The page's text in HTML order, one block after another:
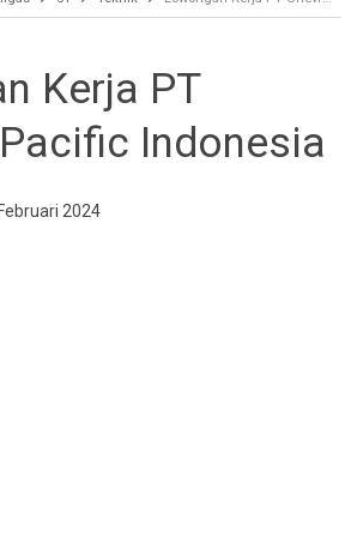
Kerja PT
Indonesia
2024